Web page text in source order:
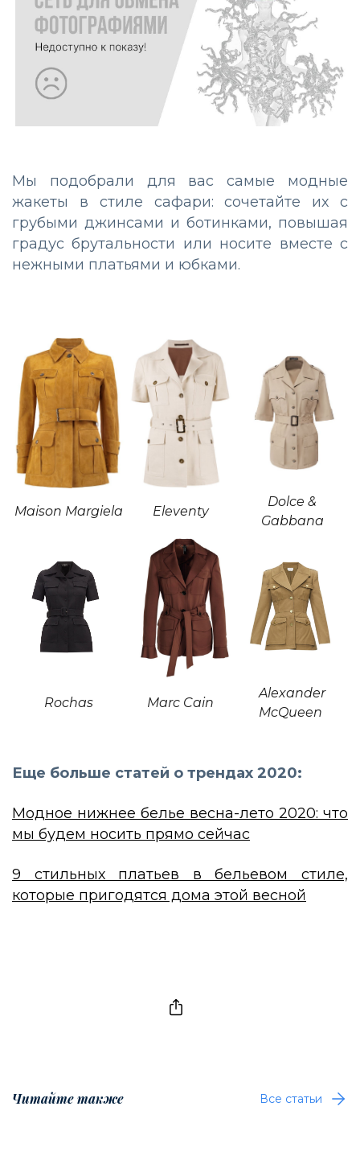
Мы подобрали для вас самые модные
жакеты в стиле сафари: сочетайте их с
грубыми джинсами и ботинками, повышая
градус брутальности или носите вместе с
нежными платьями и юбками.
Maison Margiela Eleventy
Dolce &
Gabbana
Rochas Marc Cain
Alexander
McQueen
Еще больше статей о трендах 2020:
Модное нижнее белье весна-лето 2020: что
мы будем носить прямо сейчас
9 стильных платьев в бельевом стиле,
которые пригодятся дома этой весной
Читайте также Все статьи